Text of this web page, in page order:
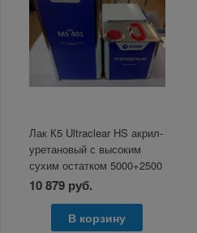
Лак К5 Ultraclear HS акрил-
уретановый с высоким
сухим остатком 5000+2500
мл.
10 879 руб.
В корзину